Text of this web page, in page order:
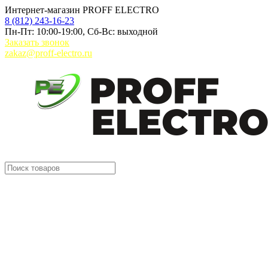
Интернет-магазин PROFF ELECTRO
8 (812) 243-16-23
Пн-Пт: 10:00-19:00, Сб-Вс: выходной
Заказать звонок
zakaz@proff-electro.ru